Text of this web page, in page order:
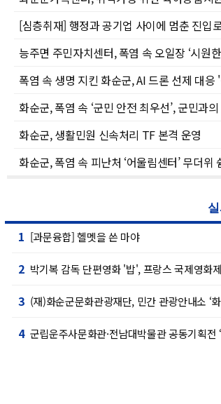
[심층취재] 행정과 공기업 사이에 멈춘 진입
능주면 주민자치센터, 폭염 속 오일장 ‘시원
폭염 속 생명 지킨 화순군, AI 드론 선제 대응
화순군, 폭염 속 ‘군민 안전 최우선’, 군민과
화순군, 생활민원 신속처리 TF 본격 운영
화순군, 폭염 속 피난처 ‘어울림센터’ 무더위
1 [과문융합] 헬멧을 쓴 마야
2 박기복 감독 단편영화 '밥', 프랑스 국제영화
3 (재)화순군문화관광재단, 민간 관광안내소 ‘
4 군립운주사문화관·전남대박물관 공동기획전